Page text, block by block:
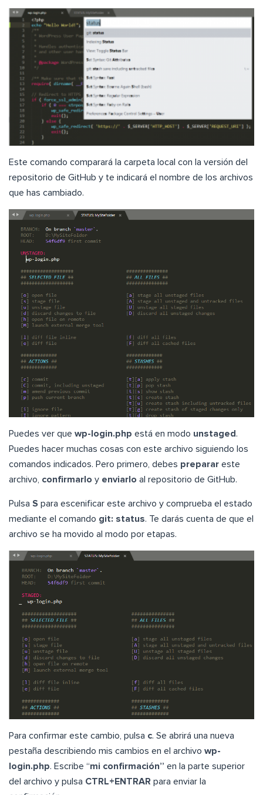
Este comando comparará la carpeta local con la versión del
repositorio de GitHub y te indicará el nombre de los archivos
que has cambiado.
Puedes ver que wp-login.php está en modo unstaged .
Puedes hacer muchas cosas con este archivo siguiendo los
comandos indicados. Pero primero, debes preparar este
archivo, confirmarlo y enviarlo al repositorio de GitHub.
Pulsa S para escenificar este archivo y comprueba el estado
mediante el comando git: status. Te darás cuenta de que el
archivo se ha movido al modo por etapas.
Para confirmar este cambio, pulsa c. Se abrirá una nueva
pestaña describiendo mis cambios en el archivo wp-
login.php. Escribe “mi confirmación” en la parte superior
del archivo y pulsa CTRL+ENTRAR para enviar la